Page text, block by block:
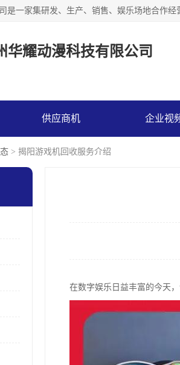
华耀动漫科技有限公司
供应商机 企业视
> 揭阳游戏机回收服务介绍
在数字娱乐日益丰富的今天